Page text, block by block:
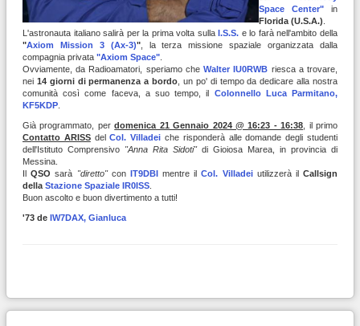
Space Center" in
Florida (U.S.A.)
L'astronauta italiano salirà per la prima volta sullaI.S.S. e lo farà nell'ambito della
"Axiom Mission 3 (Ax-3)", la terza missione spaziale organizzata dalla
compagnia privata "Axiom Space"
Ovviamente, da Radioamatori, speriamo cheWalter IU0RWB riesca a trovare,
nei 14 giorni di permanenza a bordo , un po' di tempo da dedicare alla nostra
comunità così come faceva, a suo tempo, il Colonnello Luca Parmitano,
KF5KDP
Già programmato, perdomenica 21 Gennaio 2024 @ 16:23 - 16:38 , il primo
Contatto ARISSdel Col. Villadei che risponderà alle domande degli studenti
dell'Istituto Comprensivo "Anna Rita Sidoti"di Gioiosa Marea, in provincia di
Messina.
IlQSO sarà "diretto"con IT9DBImentre ilCol. Villadeiutilizzerà ilCallsign
della Stazione Spaziale IR0ISS
Buon ascolto e buon divertimento a tutti!
'73 de IW7DAX, Gianluca